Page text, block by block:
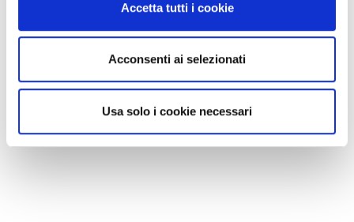
Accetta tutti i cookie
Acconsenti ai selezionati
Usa solo i cookie necessari